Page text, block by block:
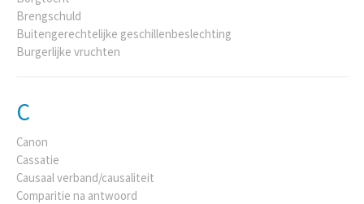
Brengschuld
Buitengerechtelijke geschillenbeslechting
Burgerlijke vruchten
C
Canon
Cassatie
Causaal verband/causaliteit
Comparitie na antwoord